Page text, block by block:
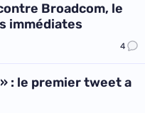
Broadcom, le
immédiates
4
: le premier tweet a